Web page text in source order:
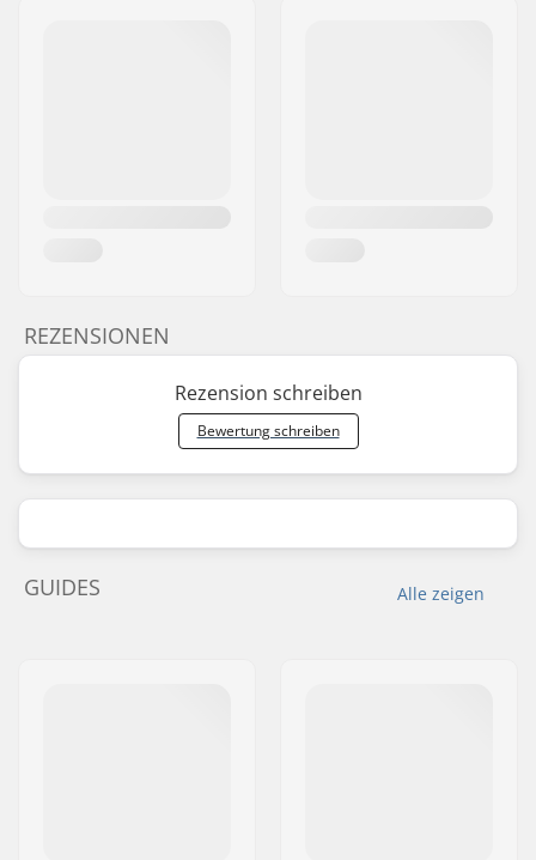
REZENSIONEN
Rezension schreiben
Bewertung schreiben
Alle zeigen
GUIDES